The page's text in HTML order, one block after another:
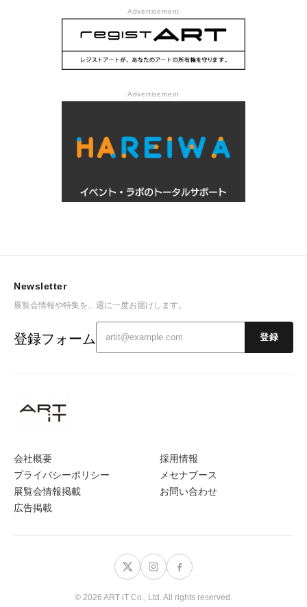
Advertisement
Advertisement
会社概要
プライバシーポリシー
展覧会情報掲載
広告掲載
採用情報
メセナブース
お問い合わせ
Newsletter
展覧会情報や特集を、週に一度お届けします。
登録フォーム 登録
© 2026 ART iT Co., Ltd. All rights reserved.